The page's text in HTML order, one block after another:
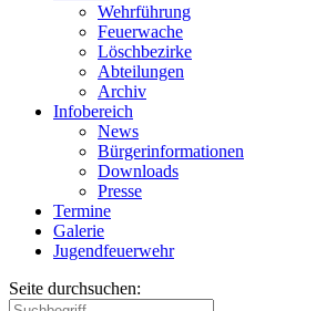
Wehrführung
Feuerwache
Löschbezirke
Abteilungen
Archiv
Infobereich
News
Bürgerinformationen
Downloads
Presse
Termine
Galerie
Jugendfeuerwehr
Seite durchsuchen: